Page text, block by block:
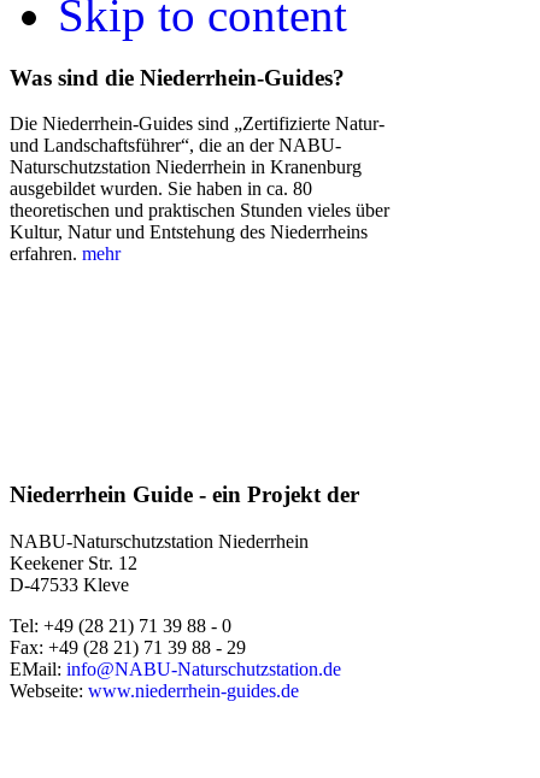
Skip to content
Was sind die Niederrhein-Guides?
Die Niederrhein-Guides sind „Zertifizierte Natur-
und Landschaftsführer“, die an der NABU-
Naturschutzstation Niederrhein in Kranenburg
ausgebildet wurden. Sie haben in ca. 80
theoretischen und praktischen Stunden vieles über
Kultur, Natur und Entstehung des Niederrheins
erfahren. mehr
Niederrhein Guide - ein Projekt der
NABU-Naturschutzstation Niederrhein
Keekener Str. 12
D-47533 Kleve
Tel: +49 (28 21) 71 39 88 - 0
Fax: +49 (28 21) 71 39 88 - 29
EMail: info@NABU-Naturschutzstation.de
Webseite: www.niederrhein-guides.de